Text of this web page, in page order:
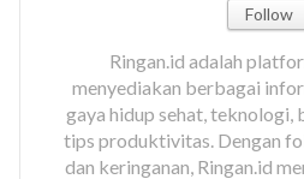
Follow
Ringan.id adalah
menyediakan berbagai
gaya hidup sehat, teknologi,
tips produktivitas. Dengan
dan keringanan, Ringan.id